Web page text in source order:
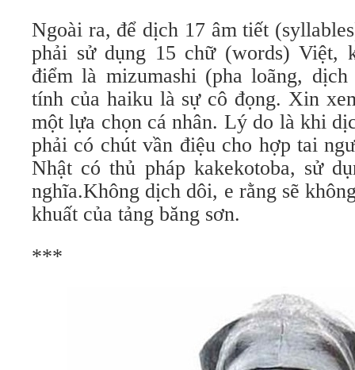
Ngoài ra, để dịch 17 âm tiết
phải sử dụng 15 chữ (words) Việt,
điểm là mizumashi (pha loãng,
tính của haiku là sự cô đọng. Xin
một lựa chọn cá nhân. Lý do là khi
phải có chút vần điệu cho hợp tai
Nhật có thủ pháp kakekotoba, sử
nghĩa.Không dịch dôi, e rằng sẽ
khuất của tảng băng sơn.
***